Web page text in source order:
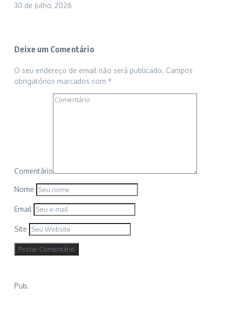
30 de Julho, 2026
Deixe um Comentário
O seu endereço de email não será publicado. Campos
obrigatórios marcados com *
Comentário
Nome
Email
Site
Pub.